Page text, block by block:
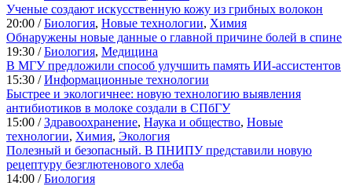
Ученые создают искусственную кожу из грибных волокон
20:00 /Биология, Новые технологии, Химия
Обнаружены новые данные о главной причине болей в спине
19:30 /Биология, Медицина
В МГУ предложили способ улучшить память ИИ-ассистентов
15:30 /Информационные технологии
Быстрее и экологичнее: новую технологию выявления
антибиотиков в молоке создали в СПбГУ
15:00 /Здравоохранение, Наука и общество, Новые
технологии, Химия, Экология
Полезный и безопасный. В ПНИПУ представили новую
рецептуру безглютенового хлеба
14:00 /Биология